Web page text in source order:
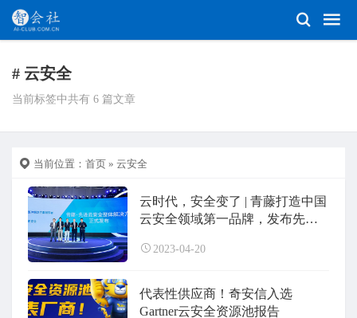
# 云安全
当前标签中共有 6 篇文章
当前位置： 首页 » 云安全
云时代，安全变了 | 青藤打造中国
云安全领域第一品牌，发布先进
2023-04-20
代表性供应商！奇安信入选
Gartner云安全资源池报告